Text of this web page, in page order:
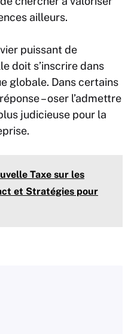
ailleurs.
puissant de
doit s’inscrire dans
globale. Dans certains
– oser l’admettre
judicieuse pour la
Taxe sur les
et Stratégies pour